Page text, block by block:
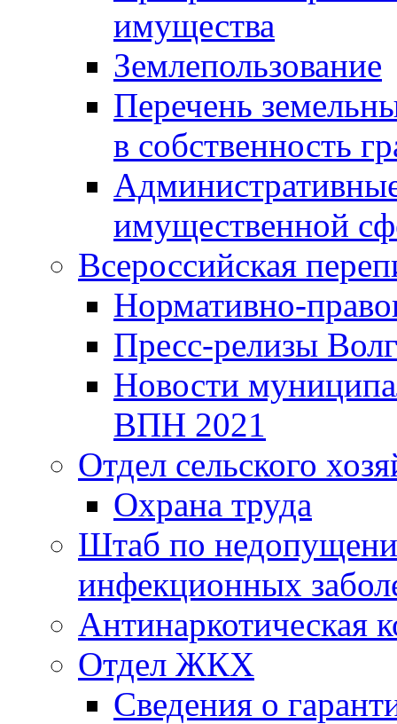
имущества
Землепользование
Перечень
в собственность
имущественной
Всероссийская
Нормативно-
Пресс-релизы
Новости
ВПН 2021
Отдел сельского
Охрана труда
Штаб по
инфекционных
Антинаркотическая
Отдел ЖКХ
Сведения о